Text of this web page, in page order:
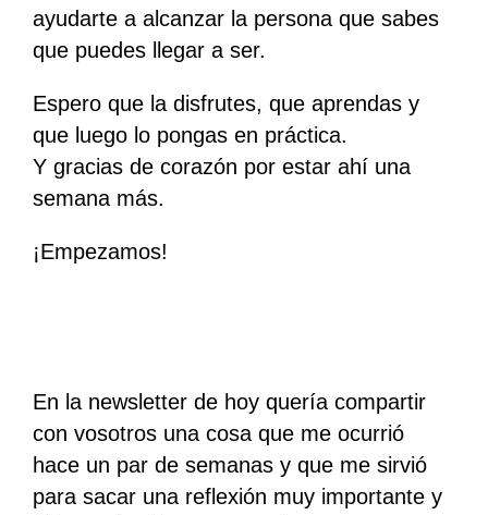
ayudarte a alcanzar la persona que sabes
que puedes llegar a ser.
Espero que la disfrutes, que aprendas y
que luego lo pongas en práctica.
Y gracias de corazón por estar ahí una
semana más.
¡Empezamos!
En la newsletter de hoy quería compartir
con vosotros una cosa que me ocurrió
hace un par de semanas y que me sirvió
para sacar una reflexión muy importante y